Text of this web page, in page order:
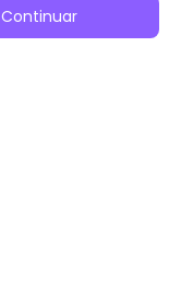
Continuar